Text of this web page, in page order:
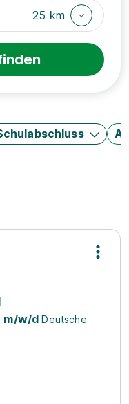
25 km
m/w/d Deutsche